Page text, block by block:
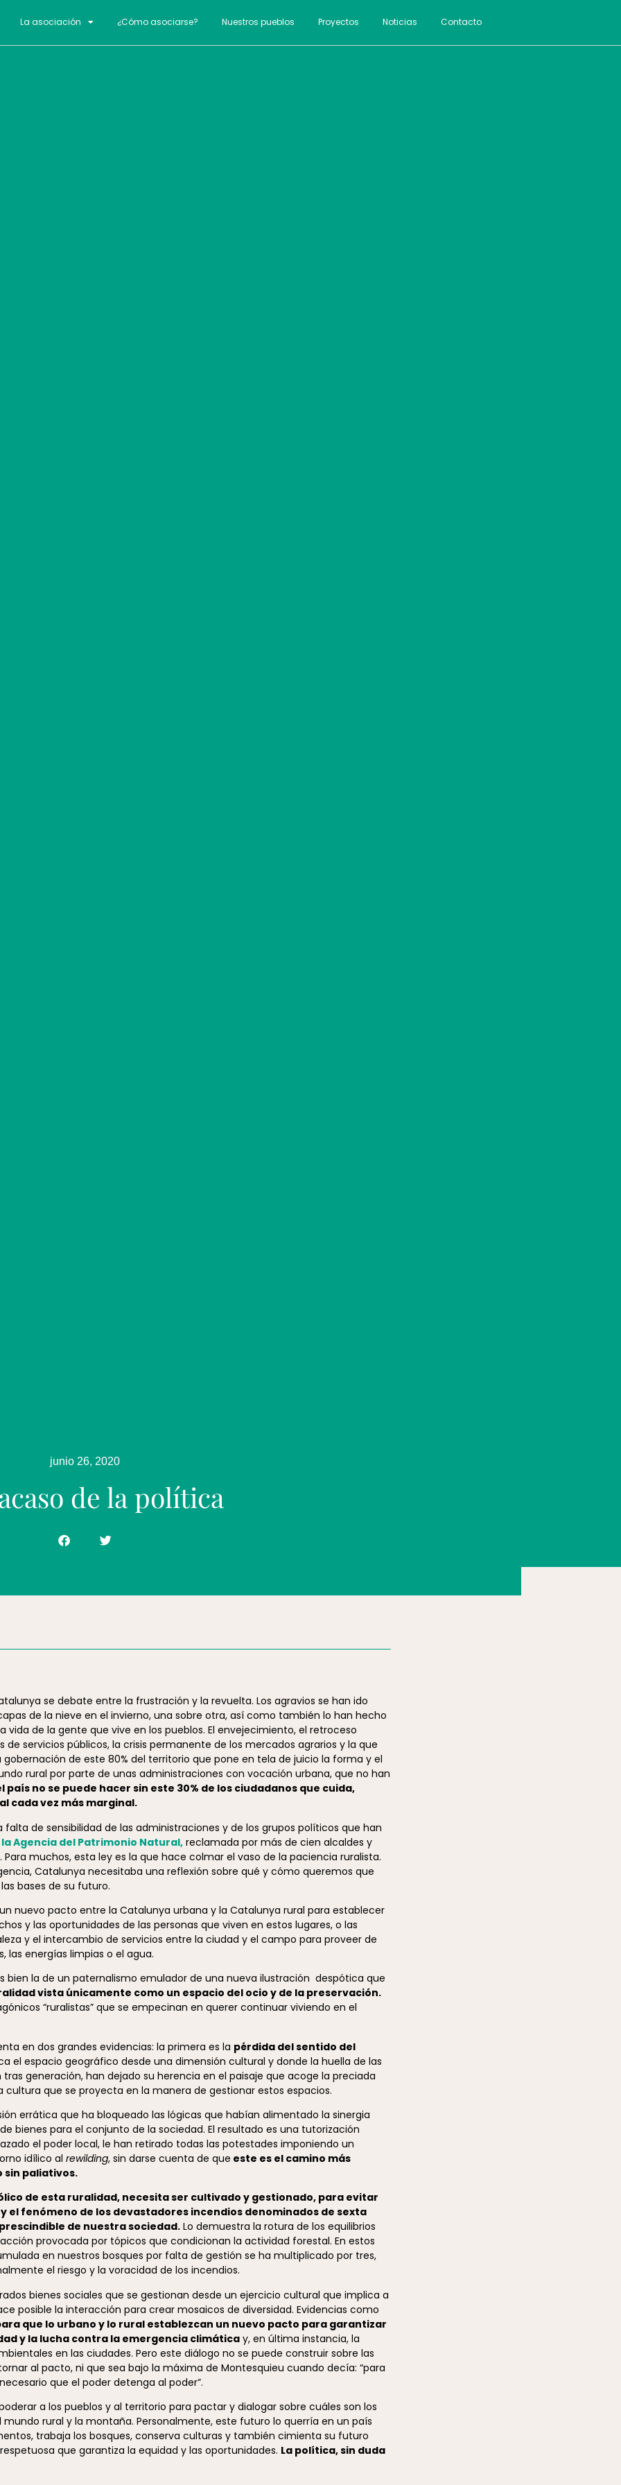
La asociación ¿Cómo asociarse? Nuestros pueblos Proyectos Noticias Contacto
junio 26, 2020
de la política
se debate entre la frustración y la revuelta. Los agravios se han ido
de la nieve en el invierno, una sobre otra, así como también lo han hecho
vida de la gente que vive en los pueblos. El envejecimiento, el retroceso
servicios públicos, la crisis permanente de los mercados agrarios y la que
gobernación de este 80% del territorio que pone en tela de juicio la forma y el
rural por parte de unas administraciones con vocación urbana, que no han
no se puede hacer sin este 30% de los ciudadanos que cuida,
cada vez más marginal.
de sensibilidad de las administraciones y de los grupos políticos que han
Agencia del Patrimonio Natural, reclamada por más de cien alcaldes y
muchos, esta ley es la que hace colmar el vaso de la paciencia ruralista.
Catalunya necesitaba una reflexión sobre qué y cómo queremos que
bases de su futuro.
nuevo pacto entre la Catalunya urbana y la Catalunya rural para establecer
y las oportunidades de las personas que viven en estos lugares, o las
y el intercambio de servicios entre la ciudad y el campo para proveer de
las energías limpias o el agua.
bien la de un paternalismo emulador de una nueva ilustración despótica que
vista únicamente como un espacio del ocio y de la preservación.
“ruralistas” que se empecinan en querer continuar viviendo en el
en dos grandes evidencias: la primera es la pérdida del sentido del
el espacio geográfico desde una dimensión cultural y donde la huella de las
generación, han dejado su herencia en el paisaje que acoge la preciada
cultura que se proyecta en la manera de gestionar estos espacios.
errática que ha bloqueado las lógicas que habían alimentado la sinergia
bienes para el conjunto de la sociedad. El resultado es una tutorización
el poder local, le han retirado todas las potestades imponiendo un
idílico al rewilding, sin darse cuenta de que este es el camino más
sin paliativos.
de esta ruralidad, necesita ser cultivado y gestionado, para evitar
el fenómeno de los devastadores incendios denominados de sexta
de nuestra sociedad. Lo demuestra la rotura de los equilibrios
provocada por tópicos que condicionan la actividad forestal. En estos
en nuestros bosques por falta de gestión se ha multiplicado por tres,
el riesgo y la voracidad de los incendios.
bienes sociales que se gestionan desde un ejercicio cultural que implica a
posible la interacción para crear mosaicos de diversidad. Evidencias como
que lo urbano y lo rural establezcan un nuevo pacto para garantizar
y la lucha contra la emergencia climática y, en última instancia, la
en las ciudades. Pero este diálogo no se puede construir sobre las
al pacto, ni que sea bajo la máxima de Montesquieu cuando decía: “para
que el poder detenga al poder”.
a los pueblos y al territorio para pactar y dialogar sobre cuáles son los
rural y la montaña. Personalmente, este futuro lo querría en un país
trabaja los bosques, conserva culturas y también cimienta su futuro
que garantiza la equidad y las oportunidades. La política, sin duda